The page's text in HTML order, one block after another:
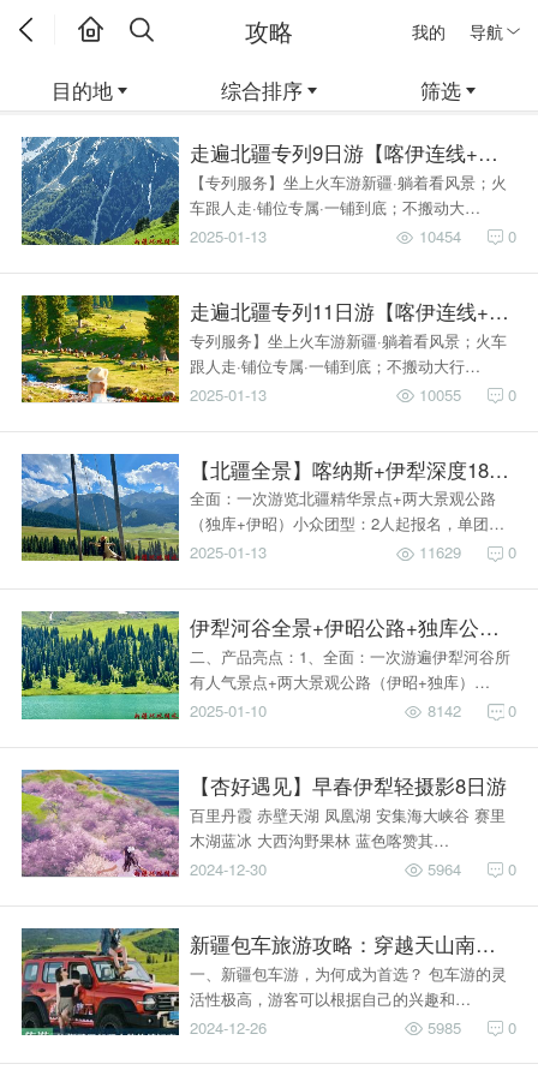
我的 导航
攻略
目的地 综合排序 筛选
走遍北疆专列9日游【喀伊连线+独库
【专列服务】坐上火车游新疆·躺着看风景；火
车跟人走·铺位专属·一铺到底；不搬动大…
2025-01-13
0
10454
走遍北疆专列11日游【喀伊连线+独库
专列服务】坐上火车游新疆·躺着看风景；火车
跟人走·铺位专属·一铺到底；不搬动大行…
2025-01-13
0
10055
【北疆全景】喀纳斯+伊犁深度18天
全面：一次游览北疆精华景点+两大景观公路
（独库+伊昭）小众团型：2人起报名，单团…
2025-01-13
0
11629
伊犁河谷全景+伊昭公路+独库公路10
二、产品亮点：1、全面：一次游遍伊犁河谷所
有人气景点+两大景观公路（伊昭+独库）…
2025-01-10
0
8142
【杏好遇见】早春伊犁轻摄影8日游
百里丹霞 赤壁天湖 凤凰湖 安集海大峡谷 赛里
木湖蓝冰 大西沟野果林 蓝色喀赞其…
2024-12-30
0
5964
新疆包车旅游攻略：穿越天山南北的
一、新疆包车游，为何成为首选？ 包车游的灵
活性极高，游客可以根据自己的兴趣和…
2024-12-26
0
5985